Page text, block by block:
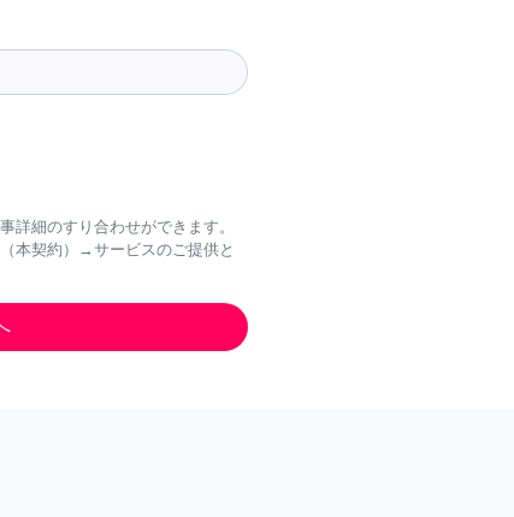
詳細のすり合わせができます。
本契約）→サービスのご提供と